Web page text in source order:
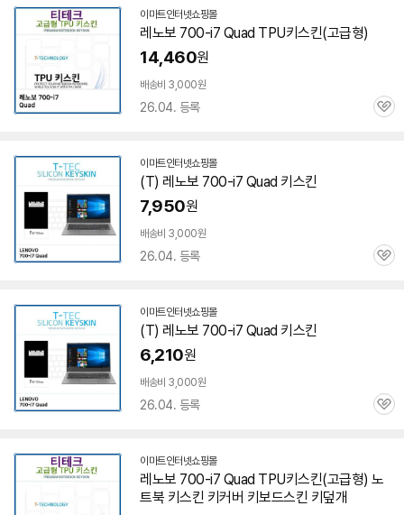
이마트인터넷쇼핑몰
레노보 700-i7 Quad TPU키스킨(고급형)
14,460원
배송비 3,000원
26.04. 등록
관
이마트인터넷쇼핑몰
(T) 레노보 700-i7 Quad 키스킨
7,950원
배송비 3,000원
26.04. 등록
관
이마트인터넷쇼핑몰
(T) 레노보 700-i7 Quad 키스킨
6,210원
배송비 3,000원
26.04. 등록
관
이마트인터넷쇼핑몰
레노보 700-i7 Quad TPU키스킨(고급형) 노
트북 키스킨 키커버 키보드스킨 키덮개